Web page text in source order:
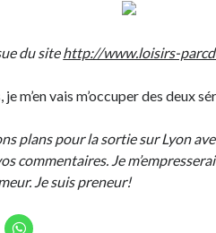
du sitehttp://www.loisirs-
m’en vais m’occuper des deux
plans pour la sortie sur Lyon
commentaires. Je
Je suis preneur!